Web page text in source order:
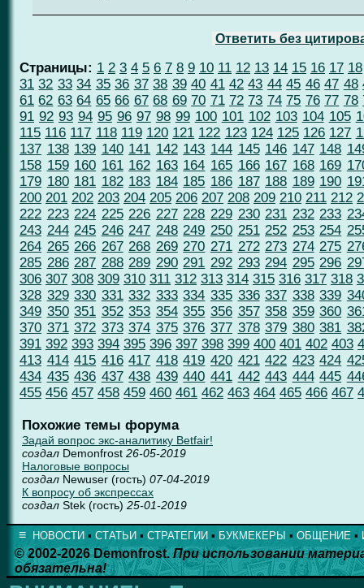
Ответить без
Страницы: 1 2 3 4 5 6 7 8 9 10 11 12 13 14 15 16 17 18
31 32 33 34 35 36 37 38 39 40 41 42 43 44 45 46 47 48
61 62 63 64 65 66 67 68 69 70 71 72 73 74 75 76 77 78
91 92 93 94 95 96 97 98 99 100 101 102 103 104 105
115 116 117 118 119 120 121 122 123 124 125 126 127
137 138 139 140 141 142 143 144 145 146 147 148
158 159 160 161 162 163 164 165 166 167 168 169
179 180 181 182 183 184 185 186 187 188 189 190
200 201 202 203 204 205 206 207 208 209 210 211 212
222 223 224 225 226 227 228 229 230 231 232 233
243 244 245 246 247 248 249 250 251 252 253 254
264 265 266 267 268 269 270 271 272 273 274 275
285 286 287 288 289 290 291 292 293 294 295 296
306 307 308 309 310 311 312 313 314 315 316 317 318
328 329 330 331 332 333 334 335 336 337 338 339
349 350 351 352 353 354 355 356 357 358 359 360
370 371 372 373 374 375 376 377 378 379 380 381
391 392 393 394 395 396 397 398 399 400 401 402 403
413 414 415 416 417 418 419 420 421 422 423 424
434 435 436 437 438 439 440 441 442 443 444 445
455 456 457 458 459 460 461 462 463 464 465 466 467
Похожие темы форума
Задай вопрос экс-аналитику Betfair!
создал Demonfrost 26-05-2019
Налоговые вопросы
создал Newuser (гость) 07-04-2019
К вопросу об экспрессах
создал Stek (гость) 25-01-2019
≡ НОВОСТИ ▪ СТАТЬИ ▪ СТРАТЕГИИ ▪ БУКМЕКЕРЫ ▪ ОБЩЕНИЕ ▪
© 2002-2026 Demonfrost.При использовании
обязательна!